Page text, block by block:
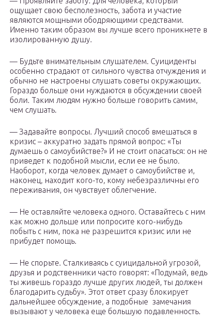
ощущает свою бесполезность, забота и участие
являются мощными ободряющими средствами.
Именно таким образом вы лучше всего проникнете в
изолированную душу.
— Будьте внимательным слушателем. Суициденты
особенно страдают от сильного чувства отчуждения и
обычно не настроены слушать советы окружающих.
Гораздо больше они нуждаются в обсуждении своей
боли. Таким людям нужно больше говорить самим,
чем слушать.
— Задавайте вопросы. Лучший способ вмешаться в
кризис – аккуратно задать прямой вопрос: «Ты
думаешь о самоубийстве?» И не стоит опасаться: он не
приведет к подобной мысли, если ее не было.
Наоборот, когда человек думает о самоубийстве и,
наконец, находит кого-то, кому небезразличны его
переживания, он чувствует облегчение.
— Не оставляйте человека одного. Оставайтесь с ним
как можно дольше или попросите кого-нибудь
побыть с ним, пока не разрешится кризис или не
прибудет помощь.
— Не спорьте. Сталкиваясь с суицидальной угрозой,
друзья и родственники часто говорят: «Подумай, ведь
ты живешь гораздо лучше других людей, ты должен
благодарить судьбу». Этот ответ сразу блокирует
дальнейшее обсуждение, а подобные замечания
вызывают у человека еще большую подавленность.